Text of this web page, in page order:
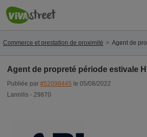
Commerce et prestation de proximité Agent de
Agent de propreté période estivale H
Publiée par #52098445 le 05/08/2022
Lannilis - 29870